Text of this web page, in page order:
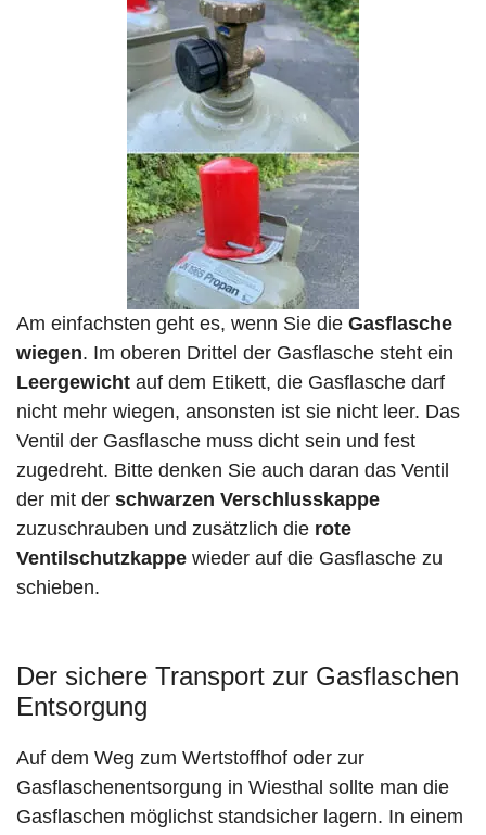
Am einfachsten geht es, wenn Sie die Gasflasche
wiegen. Im oberen Drittel der Gasflasche steht ein
Leergewicht auf dem Etikett, die Gasflasche darf
nicht mehr wiegen, ansonsten ist sie nicht leer. Das
Ventil der Gasflasche muss dicht sein und fest
zugedreht. Bitte denken Sie auch daran das Ventil
der mit der schwarzen Verschlusskappe
zuzuschrauben und zusätzlich die rote
Ventilschutzkappe wieder auf die Gasflasche zu
schieben.
Der sichere Transport zur Gasflaschen
Entsorgung
Auf dem Weg zum Wertstoffhof oder zur
Gasflaschenentsorgung in Wiesthal sollte man die
Gasflaschen möglichst standsicher lagern. In einem